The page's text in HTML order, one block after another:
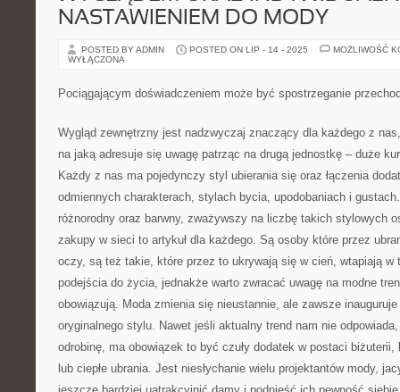
NASTAWIENIEM DO MODY
POSTED BY ADMIN POSTED ON LIP - 14 - 2025
MOŻLIWOŚĆ
WYŁĄCZONA
Pociągającym doświadczeniem może być spostrzeganie
Wygląd zewnętrzny jest nadzwyczaj znaczący dla każdego z
na jaką adresuje się uwagę patrząc na drugą jednostkę – duże
Każdy z nas ma pojedynczy styl ubierania się oraz łączenia
odmiennych charakterach, stylach bycia, upodobaniach i
różnorodny oraz barwny, zważywszy na liczbę takich stylowych
zakupy w sieci to artykuł dla każdego. Są osoby które przez
oczy, są też takie, które przez to ukrywają się w cień, wtapiają w
podejścia do życia, jednakże warto zwracać uwagę na modne
obowiązują. Moda zmienia się nieustannie, ale zawsze
oryginalnego stylu. Nawet jeśli aktualny trend nam nie
odrobinę, ma obowiązek to być czuły dodatek w postaci
lub ciepłe ubrania. Jest niesłychanie wielu projektantów mody,